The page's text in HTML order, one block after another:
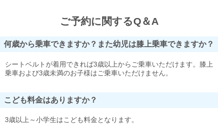
ご予約に関するQ＆A
何歳から乗車できますか？また幼児は膝上乗車できますか？
シートベルトが着用できれば3歳以上からご乗車いただけます。膝上
乗車および3歳未満のお子様はご乗車いただけません。
こども料金はありますか？
3歳以上～小学生はこども料金となります。